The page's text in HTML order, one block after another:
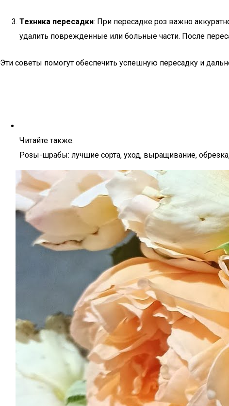
Техника пересадки: При пересадке роз важно
удалить поврежденные или больные части. После
Эти советы помогут обеспечить успешную пересадку и
Читайте также:
Розы-шрабы: лучшие сорта, уход, выращивание,